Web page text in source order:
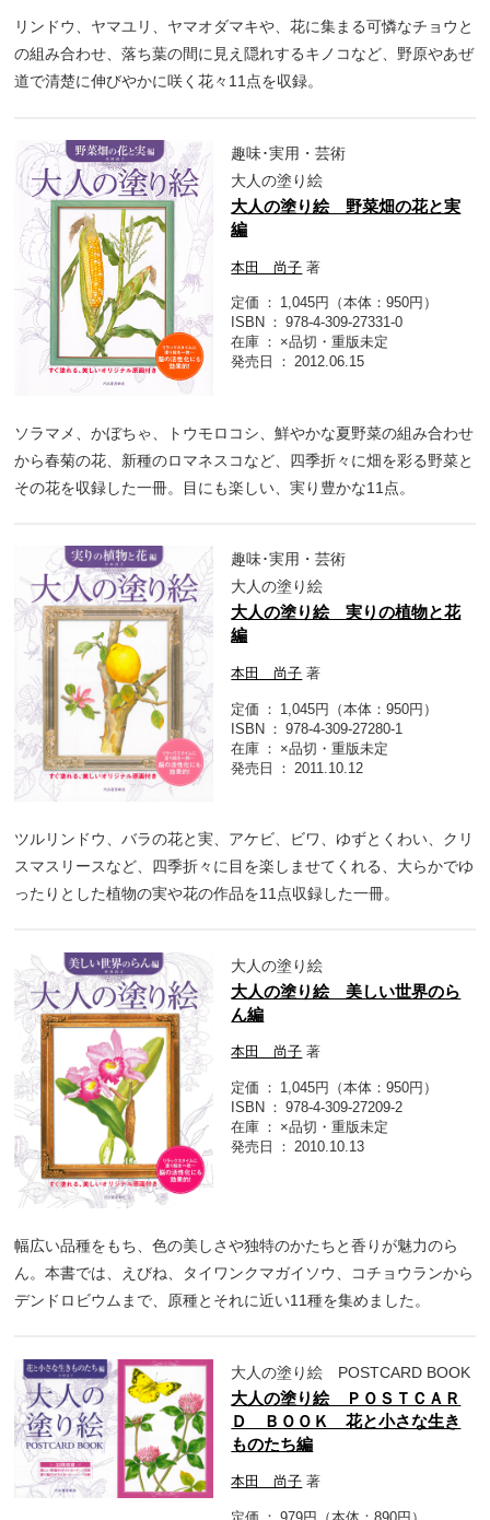
リンドウ、ヤマユリ、ヤマオダマキや、花に集まる可憐なチョウと
の組み合わせ、落ち葉の間に見え隠れするキノコなど、野原やあぜ
道で清楚に伸びやかに咲く花々11点を収録。
趣味･実用・芸術
大人の塗り絵
大人の塗り絵 野菜畑の花と実
編
本田 尚子 著
定価
1,045円（本体：950円）
ISBN
978-4-309-27331-0
在庫
×品切・重版未定
発売日
2012.06.15
ソラマメ、かぼちゃ、トウモロコシ、鮮やかな夏野菜の組み合わせ
から春菊の花、新種のロマネスコなど、四季折々に畑を彩る野菜と
その花を収録した一冊。目にも楽しい、実り豊かな11点。
趣味･実用・芸術
大人の塗り絵
大人の塗り絵 実りの植物と花
編
本田 尚子 著
定価
1,045円（本体：950円）
ISBN
978-4-309-27280-1
在庫
×品切・重版未定
発売日
2011.10.12
ツルリンドウ、バラの花と実、アケビ、ビワ、ゆずとくわい、クリ
スマスリースなど、四季折々に目を楽しませてくれる、大らかでゆ
ったりとした植物の実や花の作品を11点収録した一冊。
大人の塗り絵
大人の塗り絵 美しい世界のら
ん編
本田 尚子 著
定価
1,045円（本体：950円）
ISBN
978-4-309-27209-2
在庫
×品切・重版未定
発売日
2010.10.13
幅広い品種をもち、色の美しさや独特のかたちと香りが魅力のら
ん。本書では、えびね、タイワンクマガイソウ、コチョウランから
デンドロビウムまで、原種とそれに近い11種を集めました。
大人の塗り絵 POSTCARD BOOK
大人の塗り絵 ＰＯＳＴＣＡＲ
Ｄ ＢＯＯＫ 花と小さな生き
ものたち編
本田 尚子 著